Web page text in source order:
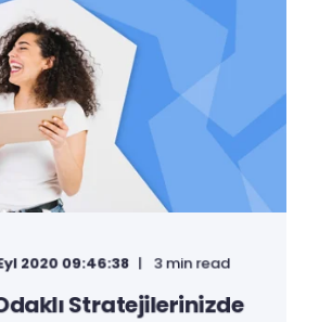
2020 09:46:38 3 min read
Stratejilerinizde